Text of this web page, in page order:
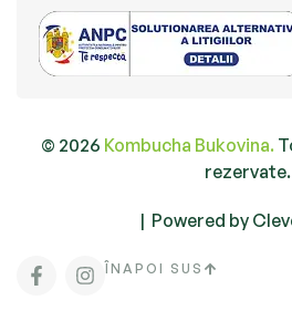
© 2026 Kombucha Bukovina.
rezervate.
| Powered by
ÎNAPOI SUS